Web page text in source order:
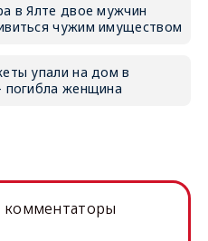
в Ялте двое мужчин
чужим имуществом
упали на дом в
погибла женщина
комментаторы